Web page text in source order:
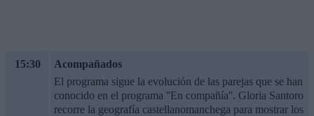
15:30
Acompañados
El programa sigue la evolución de las parejas que se han
conocido en el programa ''En compañía''. Gloria Santoro
recorre la geografía castellanomanchega para mostrar los